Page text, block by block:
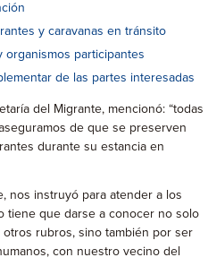
y caravanas en tránsito
organismos participantes
de las partes interesadas
del Migrante, mencionó: “todas
de que se preserven
durante su estancia en
nos instruyó para atender a los
tiene que darse a conocer no solo
rubros, sino también por ser
con nuestro vecino del